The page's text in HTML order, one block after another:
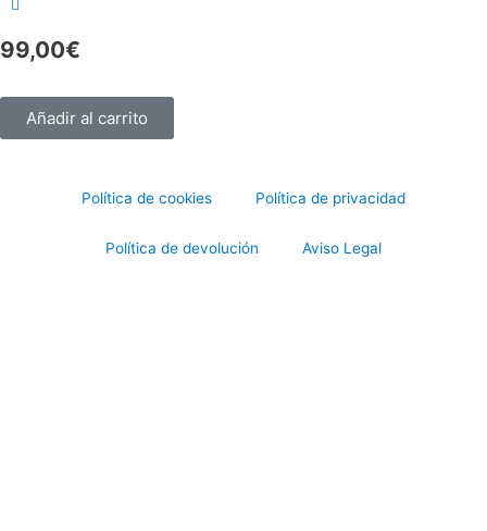
99,00€
Añadir al carrito
Política de cookies Política de privacidad
Política de devolución Aviso Legal